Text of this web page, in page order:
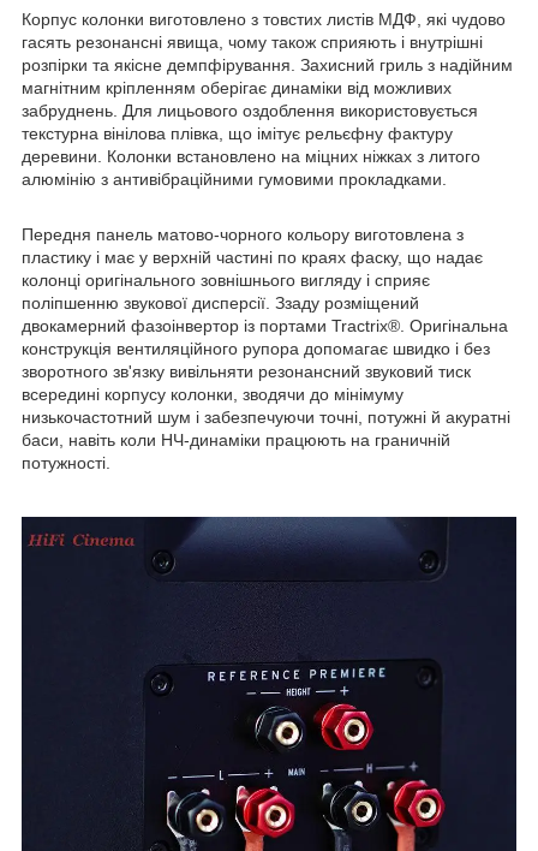
Корпус колонки виготовлено з товстих листів МДФ, які чудово
гасять резонансні явища, чому також сприяють і внутрішні
розпірки та якісне демпфірування. Захисний гриль з надійним
магнітним кріпленням оберігає динаміки від можливих
забруднень. Для лицьового оздоблення використовується
текстурна вінілова плівка, що імітує рельєфну фактуру
деревини. Колонки встановлено на міцних ніжках з литого
алюмінію з антивібраційними гумовими прокладками.
Передня панель матово-чорного кольору виготовлена з
пластику і має у верхній частині по краях фаску, що надає
колонці оригінального зовнішнього вигляду і сприяє
поліпшенню звукової дисперсії. Ззаду розміщений
двокамерний фазоінвертор із портами Tractrix®. Оригінальна
конструкція вентиляційного рупора допомагає швидко і без
зворотного зв'язку вивільняти резонансний звуковий тиск
всередині корпусу колонки, зводячи до мінімуму
низькочастотний шум і забезпечуючи точні, потужні й акуратні
баси, навіть коли НЧ-динаміки працюють на граничній
потужності.